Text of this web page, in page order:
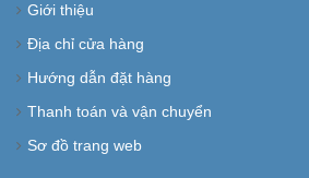
Giới thiệu
Địa chỉ cửa hàng
Hướng dẫn đặt hàng
Thanh toán và vận chuyển
Sơ đồ trang web